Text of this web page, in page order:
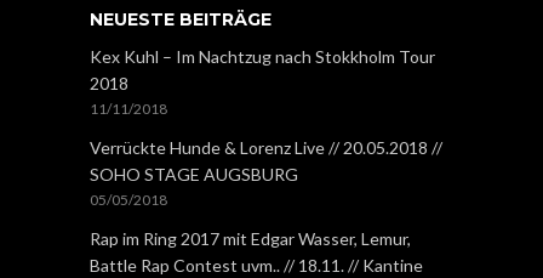
NEUESTE BEITRÄGE
Kex Kuhl – Im Nachtzug nach Stokkholm Tour
2018
11/11/2018
Verrückte Hunde & Lorenz Live // 20.05.2018 //
SOHO STAGE AUGSBURG
05/05/2018
Rap im Ring 2017 mit Edgar Wasser, Lemur,
Battle Rap Contest uvm.. // 18.11. // Kantine